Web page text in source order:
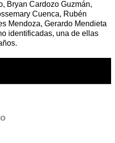
Bryan Cardozo Guzmán,
Cuenca, Rubén
Mendoza, Gerardo Mendieta
identificadas, una de ellas